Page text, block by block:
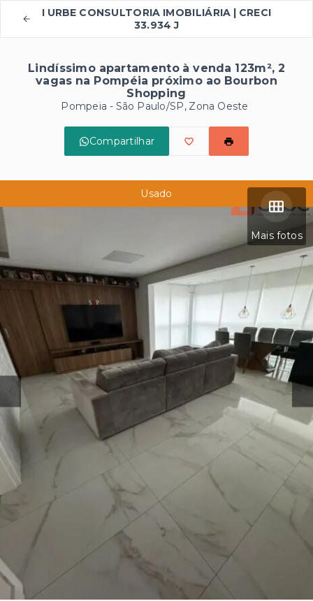
I URBE CONSULTORIA IMOBILIÁRIA | CRECI
33.934 J
Lindíssimo apartamento à venda 123m², 2
vagas na Pompéia próximo ao Bourbon
Shopping
Pompeia - São Paulo/SP, Zona Oeste
Compartilhar
Mais fotos
Usado